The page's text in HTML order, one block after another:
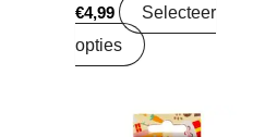
€4,99
Selecteer
opties